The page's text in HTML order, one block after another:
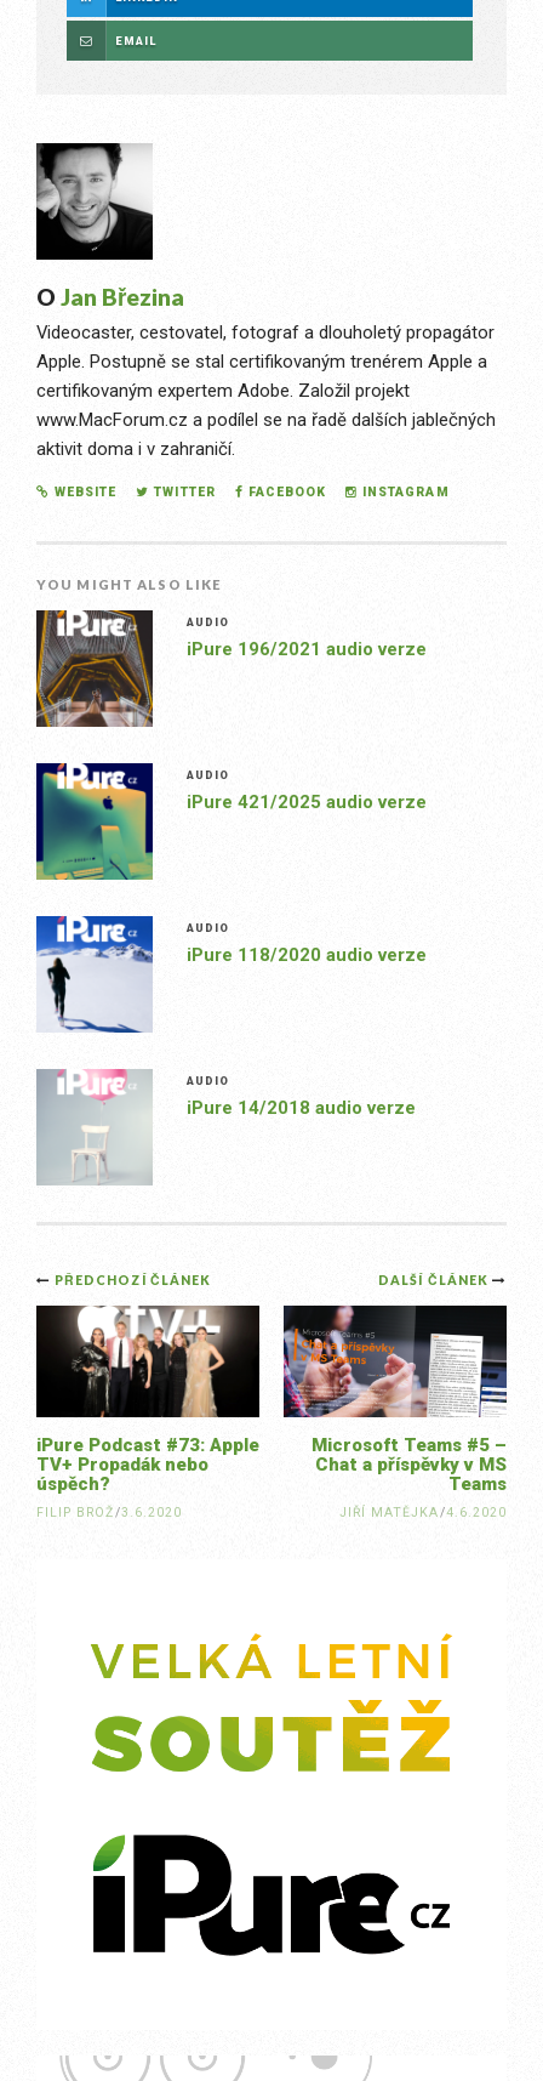
EMAIL
O Jan Březina
Videocaster, cestovatel, fotograf a dlouholetý propagátor
Apple. Postupně se stal certifikovaným trenérem Apple a
certifikovaným expertem Adobe. Založil projekt
www.MacForum.cz a podílel se na řadě dalších jablečných
aktivit doma i v zahraničí.
WEBSITE TWITTER FACEBOOK INSTAGRAM
YOU MIGHT ALSO LIKE
AUDIO
iPure 196/2021 audio verze
AUDIO
iPure 421/2025 audio verze
AUDIO
iPure 118/2020 audio verze
AUDIO
iPure 14/2018 audio verze
Post
navigation
DALŠÍ ČLÁNEK
Microsoft Teams #5 –
Chat a příspěvky v MS
Teams
JIŘÍ MATĚJKA/4.6.2020
PŘEDCHOZÍ ČLÁNEK
iPure Podcast #73: Apple
TV+ Propadák nebo
úspěch?
FILIP BROŽ/3.6.2020